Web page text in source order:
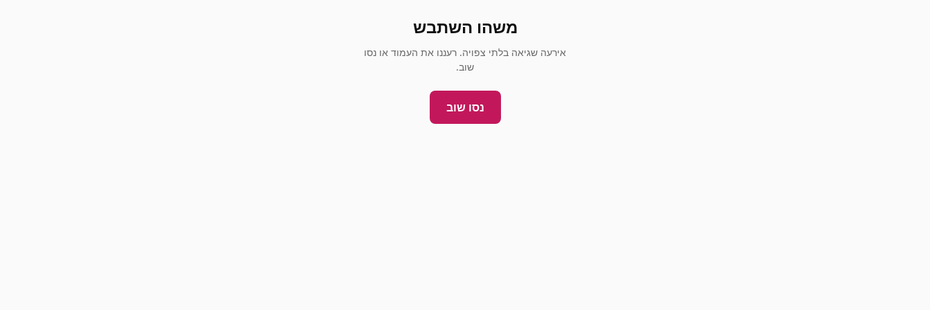
משהו השתבש
אירעה שגיאה בלתי צפויה. רעננו את העמוד או נסו
שוב.
נסו שוב